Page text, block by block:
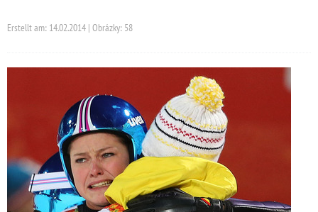
Erstellt am: 14.02.2014 | Obrázky: 58